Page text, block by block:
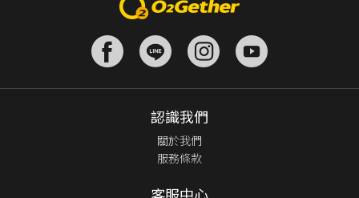
認識我們
關於我們
服務條款